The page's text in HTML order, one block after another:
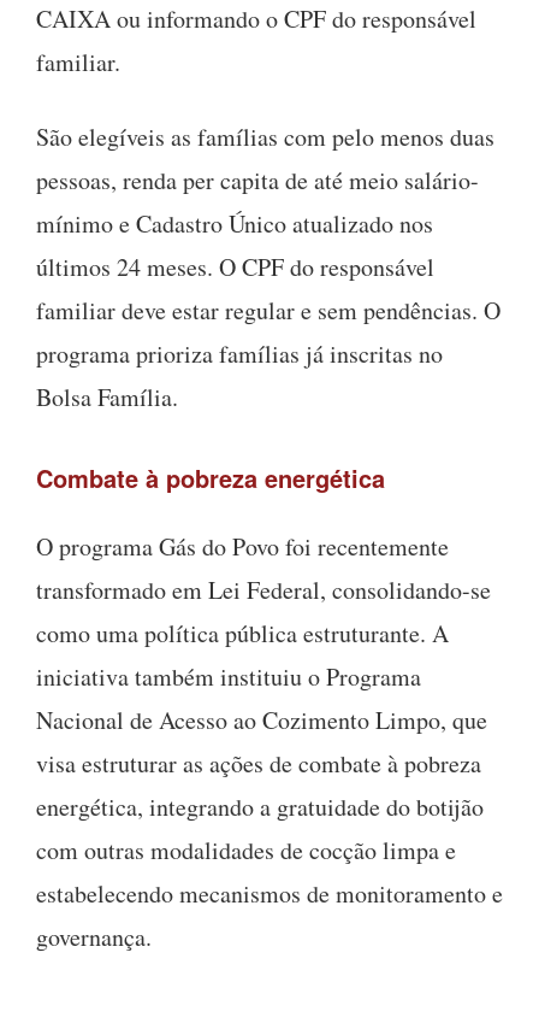
CAIXA ou informando o CPF do responsável
familiar.
São elegíveis as famílias com pelo menos duas
pessoas, renda per capita de até meio salário-
mínimo e Cadastro Único atualizado nos
últimos 24 meses. O CPF do responsável
familiar deve estar regular e sem pendências. O
programa prioriza famílias já inscritas no
Bolsa Família.
Combate à pobreza energética
O programa Gás do Povo foi recentemente
transformado em Lei Federal, consolidando-se
como uma política pública estruturante. A
iniciativa também instituiu o Programa
Nacional de Acesso ao Cozimento Limpo, que
visa estruturar as ações de combate à pobreza
energética, integrando a gratuidade do botijão
com outras modalidades de cocção limpa e
estabelecendo mecanismos de monitoramento e
governança.